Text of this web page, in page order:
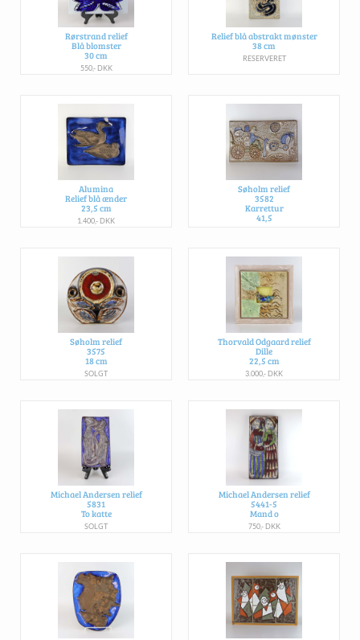
Rørstrand relief
Blå blomster
30 cm
550,- DKK
Relief blå abstrakt mønster
38 cm
RESERVERET
Alumina
Relief blå ænder
23,5 cm
1.400,- DKK
Søholm relief
3582
Karrettur
41,5
Søholm relief
3575
18 cm
SOLGT
Thorvald Odgaard relief
Dille
22,5 cm
3.000,- DKK
Michael Andersen relief
5831
To katte
SOLGT
Michael Andersen relief
5441-5
Mand o
750,- DKK